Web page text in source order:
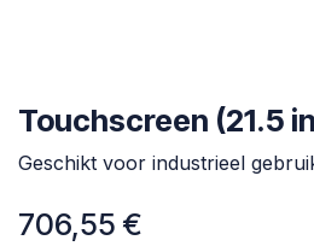
Touchscreen (21.5
Geschikt voor industrieel
706,55 €